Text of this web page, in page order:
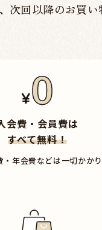
次回以降のお買い
会費・会員費は
すべて無料！
年会費などは一切かかり